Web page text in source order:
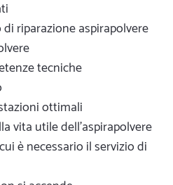
riparazione aspirapolvere
tecniche
ottimali
vita utile dell'aspirapolvere
è necessario il servizio di